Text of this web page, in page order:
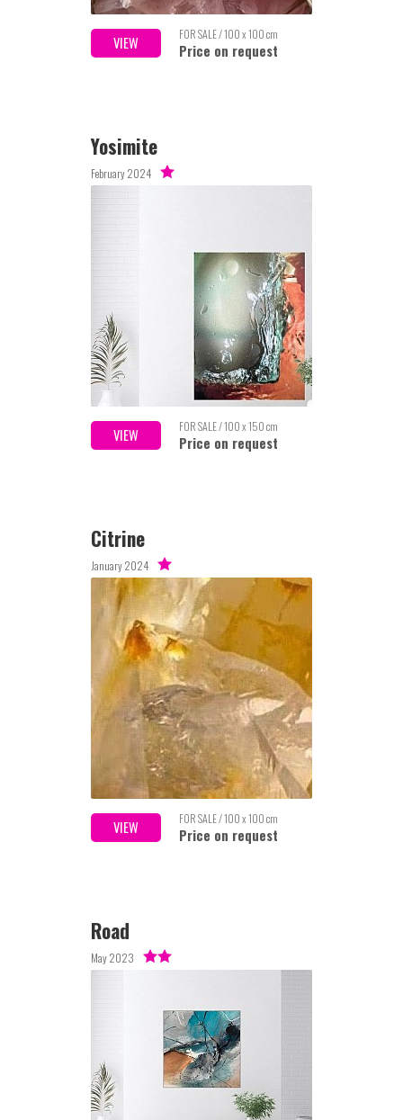
VIEW FOR SALE / 100 x 100 cm
Price on request
Yosimite
February 2024
VIEW FOR SALE / 100 x 150 cm
Price on request
Citrine
January 2024
VIEW FOR SALE / 100 x 100 cm
Price on request
Road
May 2023